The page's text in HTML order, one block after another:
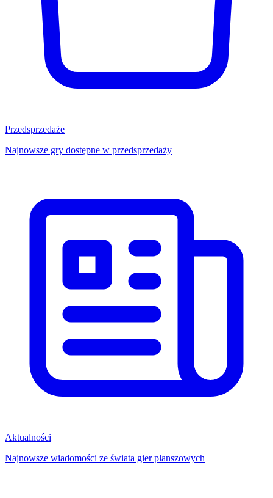
Przedsprzedaże
Najnowsze gry dostępne w przedsprzedaży
Aktualności
Najnowsze wiadomości ze świata gier planszowych